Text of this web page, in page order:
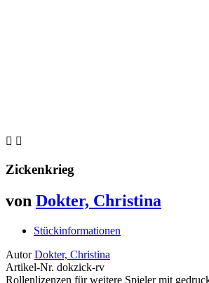
 
Zickenkrieg
von Dokter, Christina
Stückinformationen
Autor Dokter, Christina
Artikel-Nr. dokzick-rv
Rollenlizenzen für weitere Spieler mit